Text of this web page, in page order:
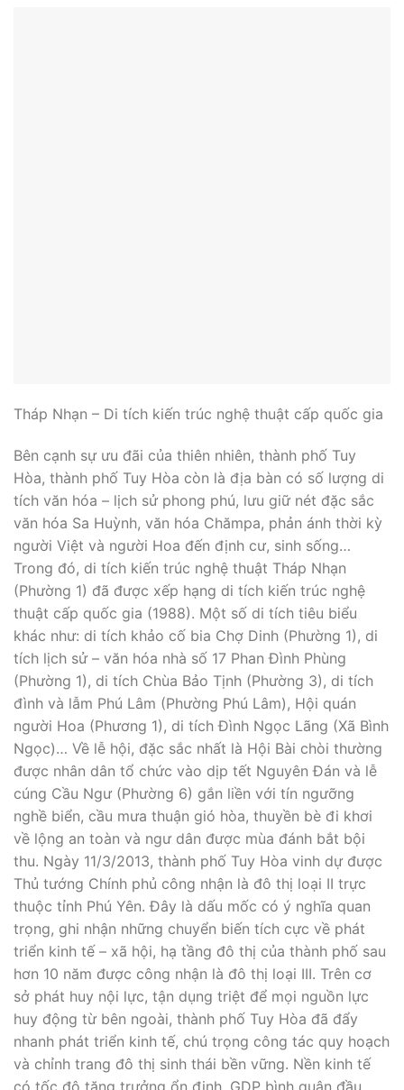
Tháp Nhạn – Di tích kiến trúc nghệ thuật cấp quốc gia
Bên cạnh sự ưu đãi của thiên nhiên, thành phố Tuy
Hòa, thành phố Tuy Hòa còn là địa bàn có số lượng di
tích văn hóa – lịch sử phong phú, lưu giữ nét đặc sắc
văn hóa Sa Huỳnh, văn hóa Chămpa, phản ánh thời kỳ
người Việt và người Hoa đến định cư, sinh sống…
Trong đó, di tích kiến trúc nghệ thuật Tháp Nhạn
(Phường 1) đã được xếp hạng di tích kiến trúc nghệ
thuật cấp quốc gia (1988). Một số di tích tiêu biểu
khác như: di tích khảo cố bia Chợ Dinh (Phường 1), di
tích lịch sử – văn hóa nhà số 17 Phan Đình Phùng
(Phường 1), di tích Chùa Bảo Tịnh (Phường 3), di tích
đình và lẫm Phú Lâm (Phường Phú Lâm), Hội quán
người Hoa (Phương 1), di tích Đình Ngọc Lãng (Xã Bình
Ngọc)… Về lễ hội, đặc sắc nhất là Hội Bài chòi thường
được nhân dân tổ chức vào dịp tết Nguyên Đán và lễ
cúng Cầu Ngư (Phường 6) gắn liền với tín ngưỡng
nghề biển, cầu mưa thuận gió hòa, thuyền bè đi khơi
về lộng an toàn và ngư dân được mùa đánh bắt bội
thu. Ngày 11/3/2013, thành phố Tuy Hòa vinh dự được
Thủ tướng Chính phủ công nhận là đô thị loại II trực
thuộc tỉnh Phú Yên. Đây là dấu mốc có ý nghĩa quan
trọng, ghi nhận những chuyển biến tích cực về phát
triển kinh tế – xã hội, hạ tầng đô thị của thành phố sau
hơn 10 năm được công nhận là đô thị loại III. Trên cơ
sở phát huy nội lực, tận dụng triệt để mọi nguồn lực
huy động từ bên ngoài, thành phố Tuy Hòa đã đẩy
nhanh phát triển kinh tế, chú trọng công tác quy hoạch
và chỉnh trang đô thị sinh thái bền vững. Nền kinh tế
có tốc độ tăng trưởng ổn định, GDP bình quân đầu